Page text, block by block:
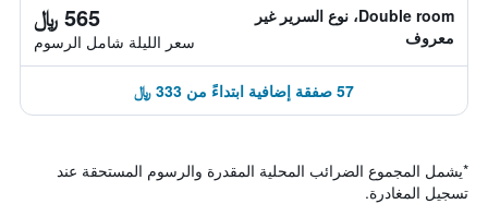
Double room، نوع السرير غير
معروف
565 ﷼
سعر الليلة شامل الرسوم
57 صفقة إضافية ابتداءً من 333 ﷼
*يشمل المجموع الضرائب المحلية المقدرة والرسوم المستحقة عند
تسجيل المغادرة.